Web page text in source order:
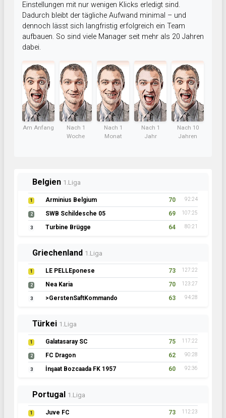
Einstellungen mit nur wenigen Klicks erledigt sind.
Dadurch bleibt der tägliche Aufwand minimal – und
dennoch lässt sich langfristig erfolgreich ein Team
aufbauen. So sind viele Manager seit mehr als 20 Jahren
dabei.
Am Anfang
Nach 1
Woche
Nach 1
Monat
Nach 1
Jahr
Nach 10
Jahren
Belgien 1.Liga
1 Arminius Belgium 70 92:24
2 SWB Schildesche 05 69 107:25
3 Turbine Brügge 64 80:21
Griechenland 1.Liga
1 LE PELLEponese 73 127:22
2 Nea Karia 70 123:27
3 >GerstenSaftKommando 63 94:28
Türkei 1.Liga
1 Galatasaray SC 75 117:22
2 FC Dragon 62 90:28
3 İnşaat Bozcaada FK 1957 60 92:36
Portugal 1.Liga
1 Juve FC 73 112:23